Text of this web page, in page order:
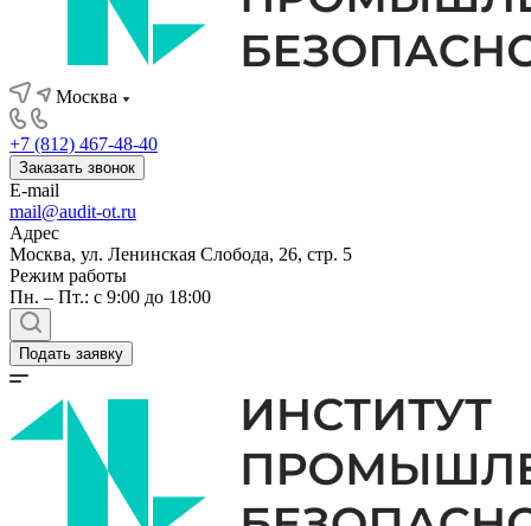
Москва
+7 (812) 467-48-40
Заказать звонок
E-mail
mail@audit-ot.ru
Адрес
Москва, ул. Ленинская Слобода, 26, стр. 5
Режим работы
Пн. – Пт.: с 9:00 до 18:00
Подать заявку